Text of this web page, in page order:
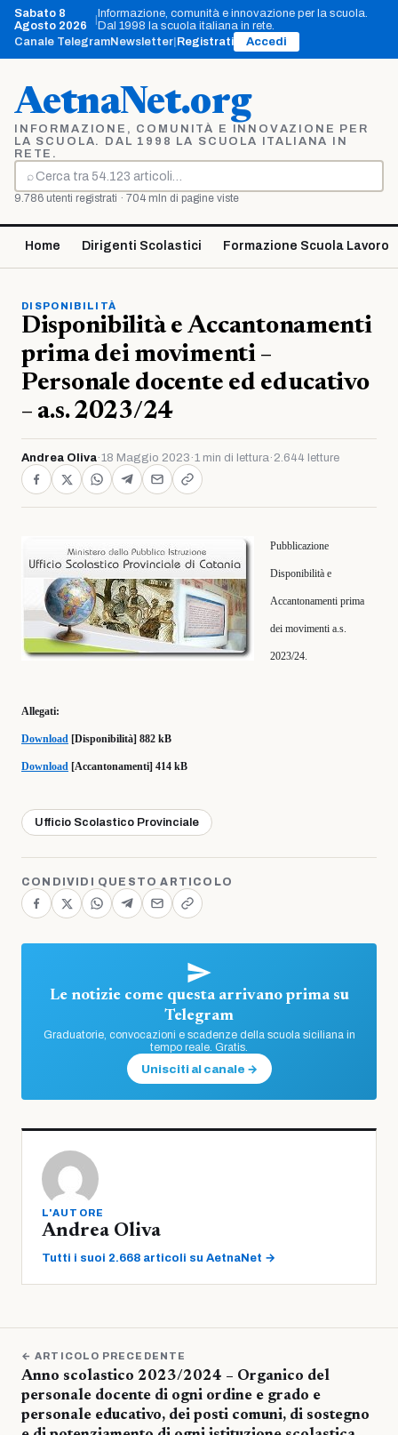
Vai
contenuto
Sabato 8
Agosto 2026
Informazione, comunità e innovazione per la scuola.
Dal 1998 la scuola italiana in rete.
Canale TelegramNewsletter Registrati Accedi
AetnaNet.org
INFORMAZIONE, COMUNITÀ E INNOVAZIONE PER
LA SCUOLA. DAL 1998 LA SCUOLA ITALIANA IN
RETE.
⌕
Cerca
9.786 utenti registrati · 704 mln di pagine viste
Home Dirigenti Scolastici Formazione Scuola Lavoro
DISPONIBILITÀ
Disponibilità e Accantonamenti
prima dei movimenti –
Personale docente ed educativo
– a.s. 2023/24
Andrea Oliva·18 Maggio 2023 ·1 min di lettura· 2.644 letture
Pubblicazione
Disponibilità e
Accantonamenti prima
dei movimenti a.s.
2023/24.
Allegati:
Download [Disponibilità] 882 kB
Download [Accantonamenti] 414 kB
Ufficio Scolastico Provinciale
CONDIVIDI QUESTO ARTICOLO
Le notizie come questa arrivano prima su
Telegram
Graduatorie, convocazioni e scadenze della scuola siciliana in
tempo reale. Gratis.
Unisciti al canale →
L'AUTORE
Andrea Oliva
Tutti i suoi 2.668 articoli su AetnaNet →
← ARTICOLO PRECEDENTE
Anno scolastico 2023/2024 – Organico del
personale docente di ogni ordine e grado e
personale educativo, dei posti comuni, di sostegno